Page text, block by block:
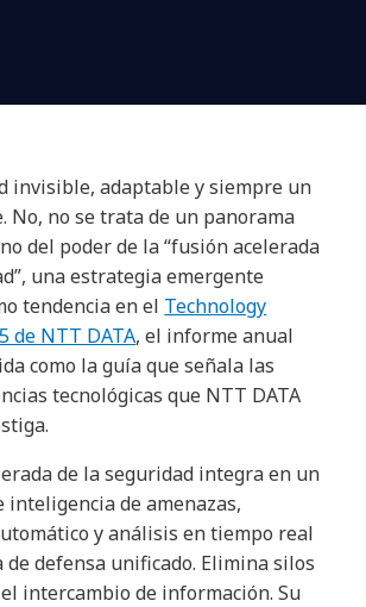
invisible, adaptable y siempre un
No, no se trata de un panorama
del poder de la “fusión acelerada
una estrategia emergente
tendencia en el Technology
de NTT DATA, el informe anual
como la guía que señala las
tecnológicas que NTT DATA
de la seguridad integra en un
inteligencia de amenazas,
y análisis en tiempo real
de defensa unificado. Elimina silos
intercambio de información. Su